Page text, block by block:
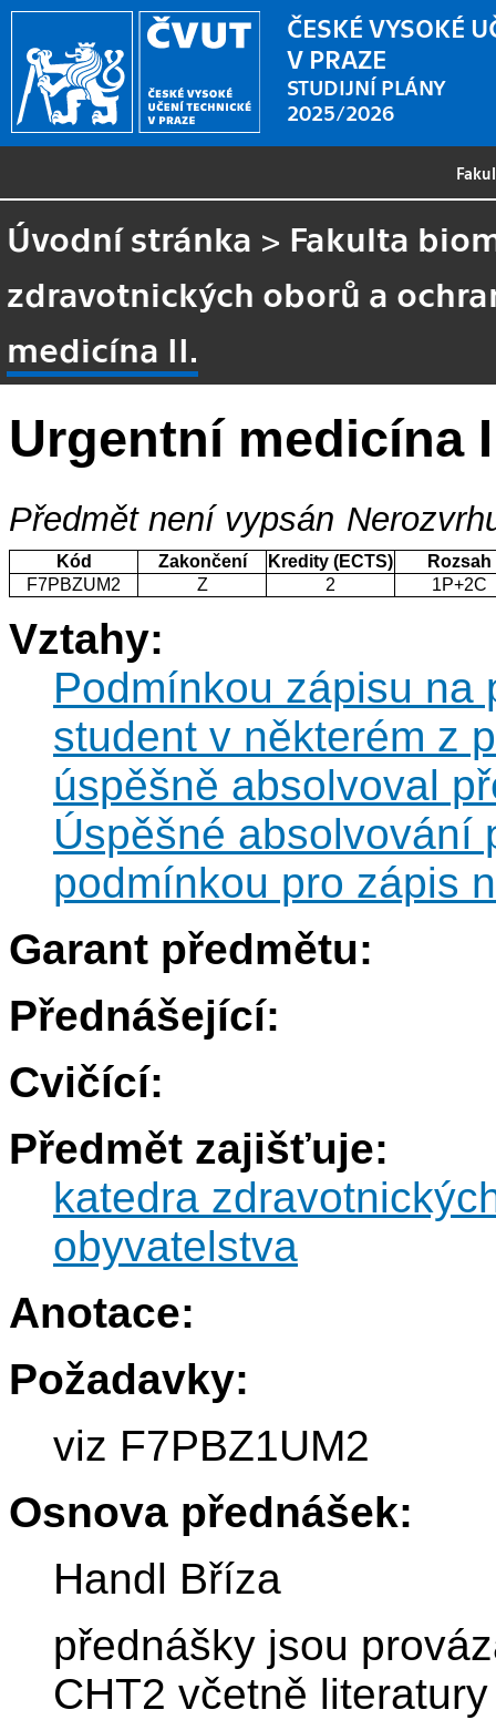
ČESKÉ VYSOKÉ
V PRAZE
STUDIJNÍ PLÁNY
2025/2026
Úvodní stránka > Fakulta
zdravotnických oborů a
medicína II.
Urgentní medicína
Předmět není vypsán
Kód Zakončení Kredity (ECTS)
Rozsah
F7PBZUM2
Z 2 1P+2C
Vztahy:
Podmínkou zápisu na
student v některém z
úspěšně absolvoval
Úspěšné absolvování
podmínkou pro zápis
Garant předmětu:
Přednášející:
Cvičící:
Předmět zajišťuje:
katedra
obyvatelstva
Anotace:
Požadavky:
viz F7PBZ1UM2
Osnova přednášek:
Handl Bříza
přednášky jsou
CHT2 včetně literatury